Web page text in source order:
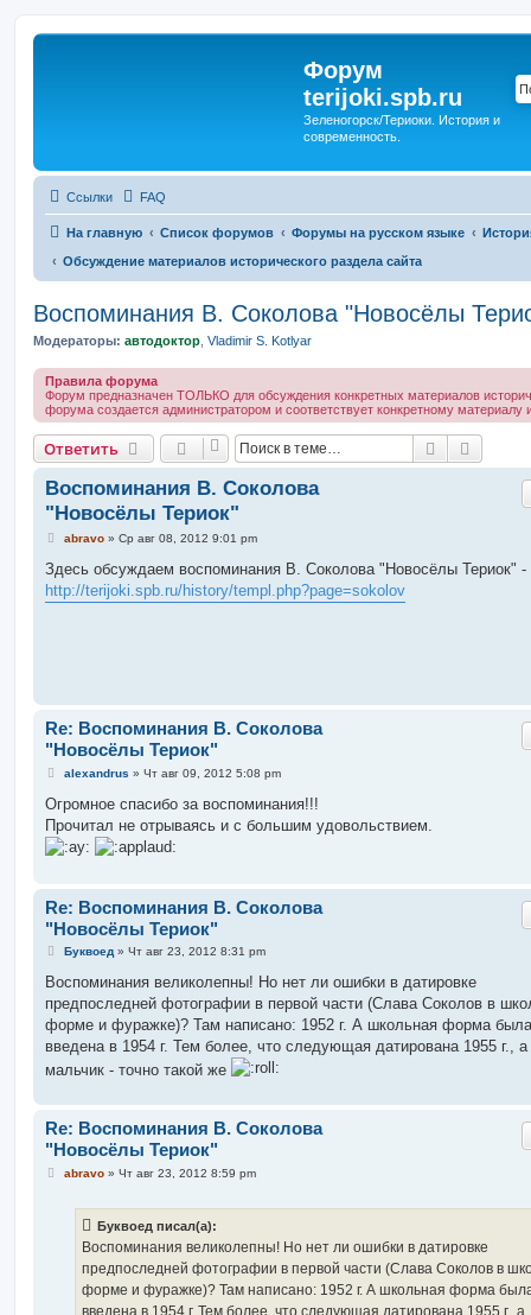
Форум
terijoki.spb.ru
Зеленогорск/Териоки. История и
современность.
Ссылки FAQ
На главную Список форумов Форумы на русском языке
Обсуждение материалов исторического раздела сайта
Воспоминания В. Соколова "Новосёлы
Модераторы: автодоктор Vladimir S. Kotlyar
Правила форума
Форум предназначен ТОЛЬКО для обсуждения конкретных материалов
форума создается администратором и соответствует конкретному материалу
Ответить Поиск
Воспоминания В. Соколова
"Новосёлы Териок"
С
о
б
щ
abravo» Ср авг 08, 2012 9:01 pm
Здесь обсуждаем воспоминания В. Соколова "Новосёлы Териок" -
http://terijoki.spb.ru/history/templ.php?page=sokolov
Re: Воспоминания В. Соколова
"Новосёлы Териок"
С
о
б
щ
е
н
alexandrus » Чт авг 09, 2012 5:08 pm
Огромное спасибо за воспоминания!!!
Прочитал не отрываясь и с большим удовольствием.
Re: Воспоминания В. Соколова
"Новосёлы Териок"
С
о
щ
е
и
Буквоед» Чт авг 23, 2012 8:31 pm
Воспоминания великолепны! Но нет ли ошибки в датировке
предпоследней фотографии в первой части (Слава Соколов в
форме и фуражке)? Там написано: 1952 г. А школьная форма была
введена в 1954 г. Тем более, что следующая датирована 1955 г., а
мальчик - точно такой же
Re: Воспоминания В. Соколова
"Новосёлы Териок"
Сabravo» Чт авг 23, 2012 8:59 pm
Буквоед писал(а):
Воспоминания великолепны! Но нет ли ошибки в датировке
предпоследней фотографии в первой части (Слава Соколов в
форме и фуражке)? Там написано: 1952 г. А школьная форма
введена в 1954 г. Тем более, что следующая датирована 1955 г., а